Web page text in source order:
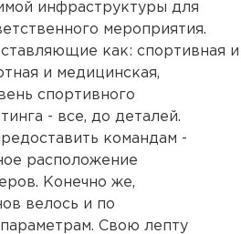
инфраструктуры для
мероприятия.
как: спортивная и
и медицинская,
спортивного
- все, до деталей.
командам -
расположение
Конечно же,
велось и по
Свою лепту